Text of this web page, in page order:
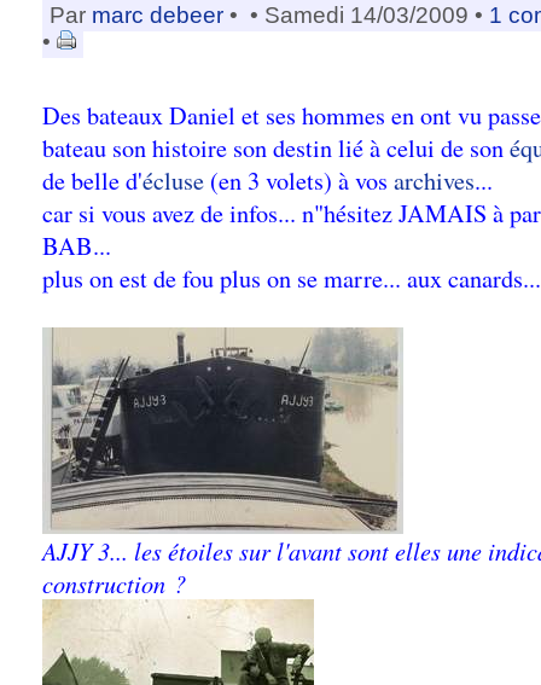
Par marc debeer • • Samedi 14/03/2009 • 1
•
Des bateaux Daniel et ses hommes en ont vu
bateau son histoire son destin lié à celui de son
de belle d'écluse (en 3 volets) à vos archives...
car si vous avez de infos... n"hésitez JAMAIS à
BAB...
plus on est de fou plus on se marre... aux
AJJY 3... les étoiles sur l'avant sont elles une
construction ?